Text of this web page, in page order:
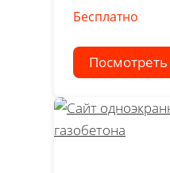
Бесплатно
Посмотреть